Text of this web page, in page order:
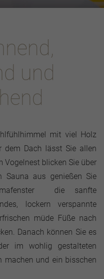
und
mit viel Holz
dem Dach lässt Sie allen
Vogelnest blicken Sie über
Sauna aus genießen Sie
die sanfte
lockern verspannte
müde Füße nach
Danach können Sie es
im wohlig gestalteten
machen und ein bisschen